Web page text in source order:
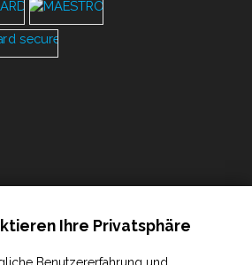
Ihre Privatsphäre